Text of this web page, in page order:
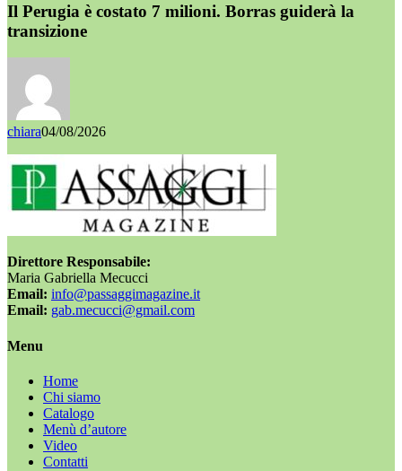
Il Perugia è costato 7 milioni. Borras guiderà la
transizione
chiara04/08/2026
Direttore Responsabile:
Maria Gabriella Mecucci
Email: info@passaggimagazine.it
Email: gab.mecucci@gmail.com
Menu
Home
Chi siamo
Catalogo
Menù d’autore
Video
Contatti